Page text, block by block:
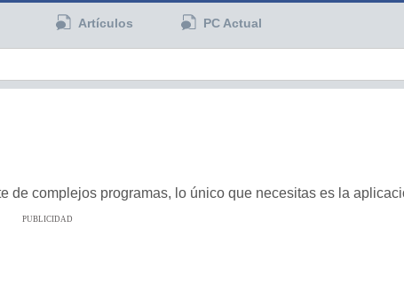
Artículos PC Actual
complejos programas, lo único que necesitas es la
PUBLICIDAD